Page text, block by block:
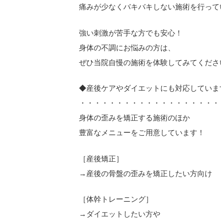
痛みが少なくバキバキしない施術を行って
強い刺激が苦手な方でも安心！
身体の不調にお悩みの方は、
ぜひ当院自慢の施術を体験してみてくださ
◆産後ケアやダイエットにも対応してい
・・・・・・・・・・・・・・・・・・・
身体の歪みを矯正する施術のほか
豊富なメニューをご用意しています！
［産後矯正］
→産後の骨盤の歪みを矯正したい方向け
［体幹トレーニング］
→ダイエットしたい方や